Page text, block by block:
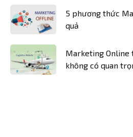
5 phương thức
quả
Marketing Online
không có quan